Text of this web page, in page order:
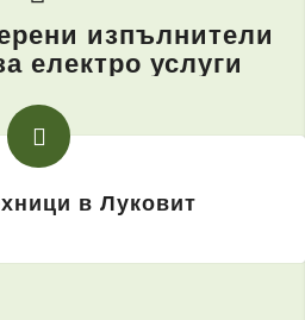
изпълнители
електро услуги
в Луковит